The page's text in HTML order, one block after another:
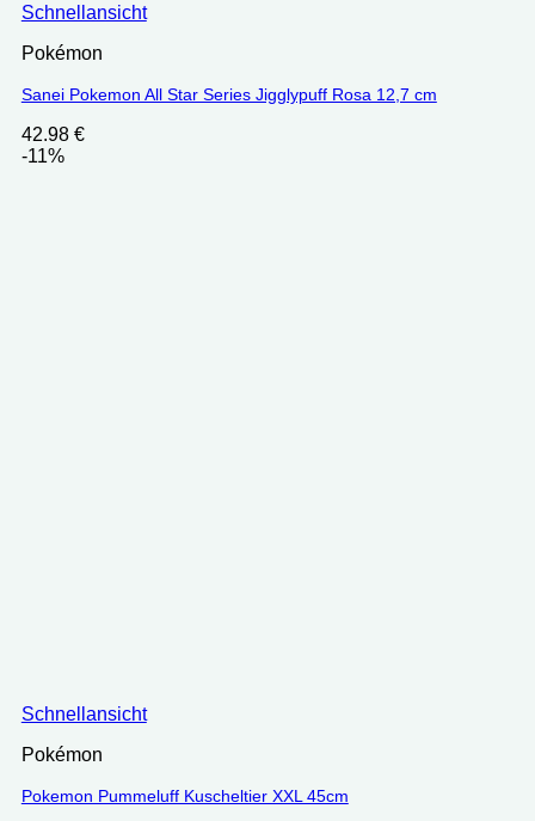
Schnellansicht
Pokémon
Sanei Pokemon All Star Series Jigglypuff Rosa 12,7 cm
42.98 €
-11%
Schnellansicht
Pokémon
Pokemon Pummeluff Kuscheltier XXL 45cm